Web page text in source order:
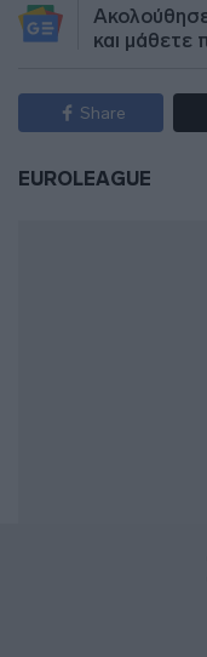
και μάθετε
Share
EUROLEAGUE